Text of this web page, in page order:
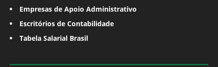
Empresas de Apoio Administrativo
Escritórios de Contabilidade
Tabela Salarial Brasil